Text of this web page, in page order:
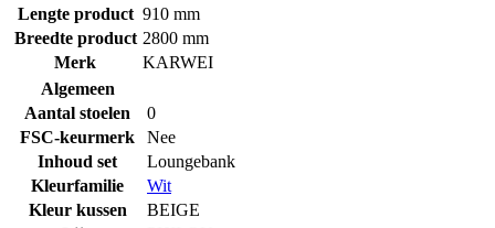
Lengte product 910 mm
Breedte product 2800 mm
Merk
KARWEI
Algemeen
Aantal stoelen
0
FSC-keurmerk
Nee
Inhoud set
Loungebank
Kleurfamilie
Wit
Kleur kussen
BEIGE